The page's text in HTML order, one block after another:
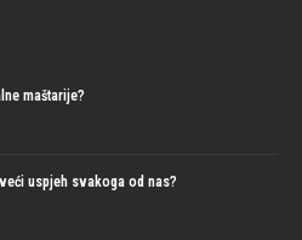
maštarije?
uspjeh svakoga od nas?